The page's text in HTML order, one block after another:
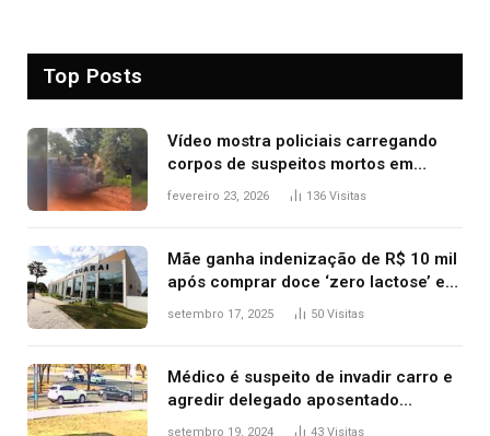
Top Posts
Vídeo mostra policiais carregando
corpos de suspeitos mortos em
confronto dentro de caminhonete
fevereiro 23, 2026 136 Visitas
Mãe ganha indenização de R$ 10 mil
após comprar doce ‘zero lactose’ e
filha ter reação alérgica grave
setembro 17, 2025 50 Visitas
Médico é suspeito de invadir carro e
agredir delegado aposentado
durante confusão no trânsito
setembro 19, 2024 43 Visitas